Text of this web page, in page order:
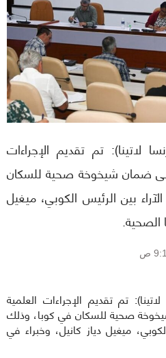
(برنسا لاتينا): تم تقديم الإجراءات
إلى ضمان شيخوخة صحية للسكان
بين الرئيس الكوبي، ميغيل
الصحية.
ص
لاتينا): تم تقديم الإجراءات العلمية
شيخوخة صحية للسكان في كوبا، وذلك
ميغيل دياز كانيل، وخبراء في